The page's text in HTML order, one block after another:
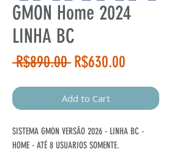
GMON Home 2024
LINHA BC
R$890.00 Regular
R$630.00
Add to Cart
SISTEMA GMON VERSÃO 2026 - LINHA BC -
HOME - ATÉ 8 USUARIOS SOMENTE.